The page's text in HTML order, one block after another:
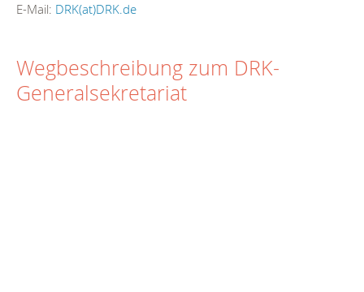
E-Mail: DRK(at)DRK.de
Wegbeschreibung zum DRK-
Generalsekretariat